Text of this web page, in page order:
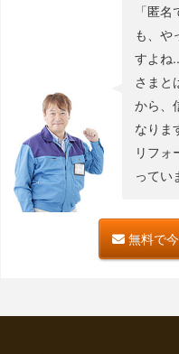
「匿
も、や
すよね
さまと
から、
なりま
リフォ
ってい
無料で